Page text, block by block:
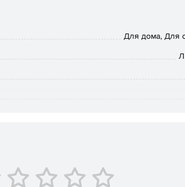
WordPerfect Office 2021. Будь то
оценивать и оставлять отзывы об
интерфейсу и возможности повторно
Для дома, Для